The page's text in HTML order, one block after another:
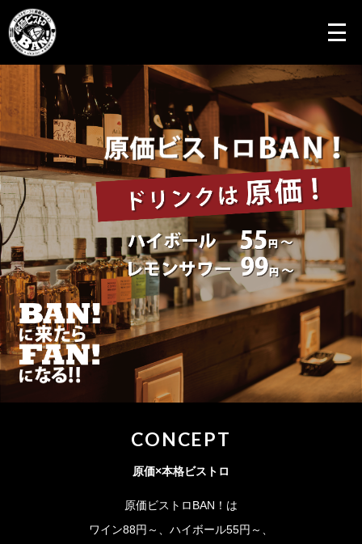
CONCEPT
原価×本格ビストロ
原価ビストロBAN！は
ワイン88円～、ハイボール55円～、